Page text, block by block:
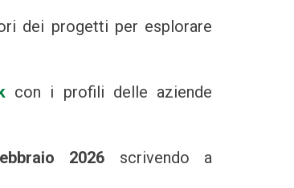
dei progetti per esplorare
con i profili delle aziende
2026 scrivendo a